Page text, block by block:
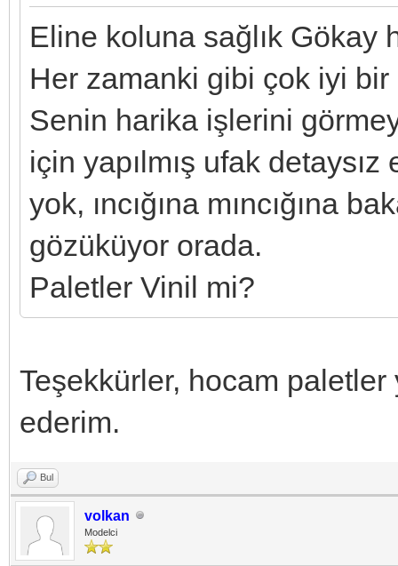
Eline koluna sağlık Gökay
Her zamanki gibi çok iyi
Senin harika işlerini
için yapılmış ufak detaysız
yok, ıncığına mıncığına
gözüküyor orada.
Paletler Vinil mi?
Teşekkürler, hocam
ederim.
Bul
volkan
Modelci